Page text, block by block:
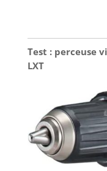
Test : perceuse
LXT